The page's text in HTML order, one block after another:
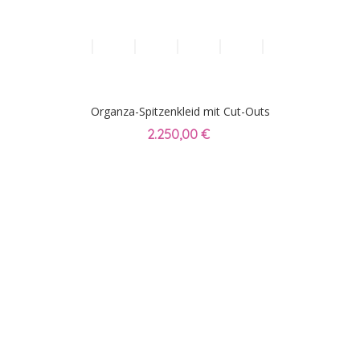
Organza-Spitzenkleid mit Cut-Outs
2.250,00 €